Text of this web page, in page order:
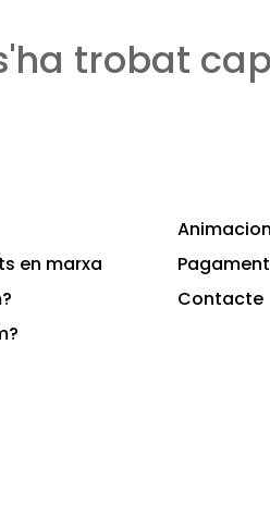
trobat
en marxa
Contacte